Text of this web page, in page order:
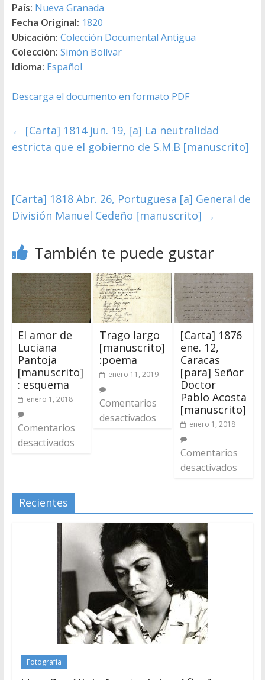
País: Nueva Granada
Fecha Original: 1820
Ubicación: Colección Documental Antigua
Colección: Simón Bolívar
Idioma: Español
Descarga el documento en formato PDF
← [Carta] 1814 jun. 19, [a] La neutralidad
estricta que el gobierno de S.M.B [manuscrito]
[Carta] 1818 Abr. 26, Portuguesa [a] General de
División Manuel Cedeño [manuscrito] →
También te puede gustar
El amor de
Luciana
Pantoja
[manuscrito]
: esquema
enero 1, 2018
Comentarios
desactivados
Trago largo
[manuscrito]
:poema
enero 11, 2019
Comentarios
desactivados
[Carta] 1876
ene. 12,
Caracas
[para] Señor
Doctor
Pablo Acosta
[manuscrito]
enero 1, 2018
Comentarios
desactivados
Recientes
Fotografía